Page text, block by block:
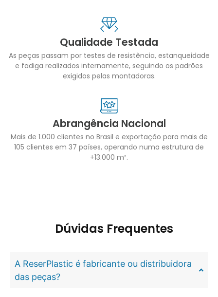
Qualidade Testada
As peças passam por testes de resistência, estanqueidade
e fadiga realizados internamente, seguindo os padrões
exigidos pelas montadoras.
Abrangência Nacional
Mais de 1.000 clientes no Brasil e exportação para mais de
105 clientes em 37 países, operando numa estrutura de
+13.000 m².
Dúvidas Frequentes
A ReserPlastic é fabricante ou distribuidora
das peças?